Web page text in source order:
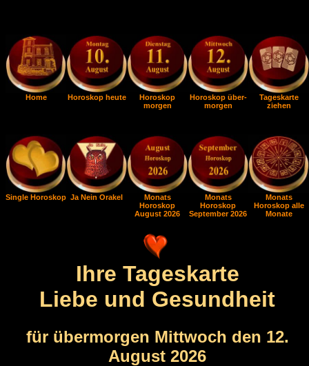
Home Horoskop heute
Horoskop
morgen
Horoskop über-
morgen
Tageskarte
ziehen
Single Horoskop Ja Nein Orakel
Monats
Horoskop
August 2026
Monats
Horoskop
September 2026
Monats
Horoskop alle
Monate
Ihre Tageskarte
Liebe und Gesundheit
für übermorgen Mittwoch den 12.
August 2026